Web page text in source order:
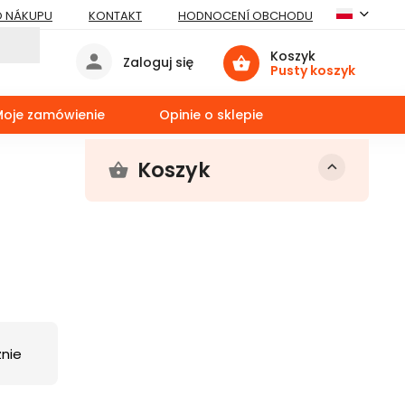
NÁKUPU KONTAKT HODNOCENÍ OBCHODU
Koszyk
Pusty koszyk
Zaloguj się
zamówienie Opinie o sklepie
Koszyk